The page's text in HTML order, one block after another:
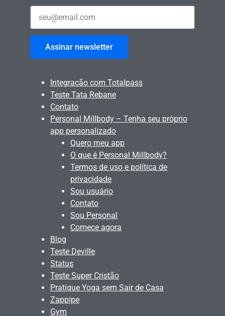
Assinar newsletter
Integração com Totalpass
Teste Tata Rebane
Contato
Personal Millbody – Tenha seu próprio
app personalizado
Quero meu app
O que é Personal Millbody?
Termos de uso e política de
privacidade
Sou usuário
Contato
Sou Personal
Comece agora
Blog
Teste Deville
Status
Teste Super Cristão
Pratique Yoga sem Sair de Casa
Zappipe
Gym